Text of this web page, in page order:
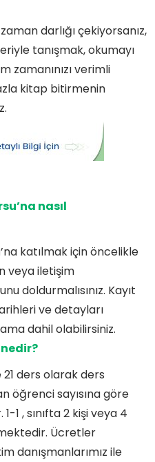
darlığı çekiyorsanız,
tanışmak, okumayı
zamanınızı verimli
kitap bitirmenin
nasıl
katılmak için öncelikle
veya iletişim
doldurmalısınız. Kayıt
ve detayları
dahil olabilirsiniz.
ders olarak ders
öğrenci sayısına göre
1 , sınıfta 2 kişi veya 4
Ücretler
danışmanlarımız ile